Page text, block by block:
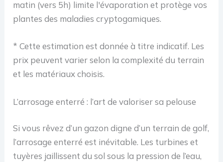
matin (vers 5h) limite l'évaporation et protège vos
plantes des maladies cryptogamiques.
* Cette estimation est donnée à titre indicatif. Les
prix peuvent varier selon la complexité du terrain
et les matériaux choisis.
L’arrosage enterré : l’art de valoriser sa pelouse
Si vous rêvez d’un gazon digne d’un terrain de golf,
l’arrosage enterré est inévitable. Les turbines et
tuyères jaillissent du sol sous la pression de l’eau,